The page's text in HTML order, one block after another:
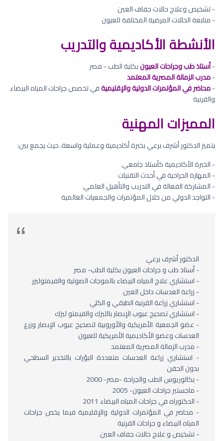
- تشخيص وعلاج حالات جفاف العين
- متابعة الحالات المرضية المختلفة للعيون
الأنشطة الأكاديمية والتدريب
-أستاذ طب وجراحات العيونبكلية الطب - مصر
-مدرب الزمالة المصرية المعتمد
-محاضر في المؤتمرات الدولية والإقليميةفي تخصص جراحات المياه البيضاء
والقرنية
المميزات المهنية
يتميز الدكتور أشرف برعي بخبرة أكاديمية وعملية واسعة، حيث يجمع بين:
- الخبرة الأكاديمية كأستاذ جامعي
- المهارة الجراحية في أحدث التقنيات
- المشاركة الفعالة في التدريب والتأهيل العلمي
- التواجد الدولي من خلال المؤتمرات والجمعيات العالمية
الدكتور أشرف برعي
- أستاذ طب و جراحات العيون بكلية الطب- مصر
- استشاري علاج المياه البيضاء بالموجات الصوتية والفيمتوليزر
- زراعة العدسات داخل العين
- استشاري زراعة القرنية الطبقي و الكلي
- استشاري تصحيح عيوب الإبصار بالليزك والفيمتو ليزك
- عضو الجمعية الأمريكية والأوروبية لتصحيح عيوب الإبصار وزرع
العدسات وعضو الأكاديمية الأمريكية للعيون
- مدرب الزمالة المصرية المعتمد
- استشاري زراعة العدسات متعددة البؤرات بالتخدير السطحي
بدون الحقن
- بكالوريوس الطب والجراحة -مصر- 2000
- ماجستير جراحات العيون- 2005
- الدكتوراه في جراحات المياه البيضاء 2011
- محاضر في المؤتمرات الدولية والإقليمية فيما يخص جراحات
المياه البيضاء و جراحات القرنية
- تشخيص و علاج حالات جفاف العين